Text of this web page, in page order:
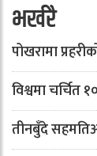
भर्खरै
पोखरामा
विश्वमा चर्चित
तीनबुँदे